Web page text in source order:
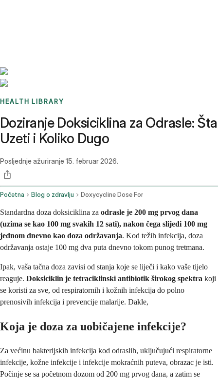
HEALTH LIBRARY
Doziranje Doksiciklina za Odrasle: Šta
Uzeti i Koliko Dugo
Posljednje ažuriranje 15. februar 2026.
Početna Blog o zdravlju Doxycycline Dose For
Standardna doza doksiciklina za odrasle je 200 mg prvog dana
(uzima se kao 100 mg svakih 12 sati), nakon čega slijedi 100 mg
jednom dnevno kao doza održavanja. Kod težih infekcija, doza
održavanja ostaje 100 mg dva puta dnevno tokom punog tretmana.
Ipak, vaša tačna doza zavisi od stanja koje se liječi i kako vaše tijelo
reaguje. Doksiciklin je tetraciklinski antibiotik širokog spektra koji
se koristi za sve, od respiratornih i kožnih infekcija do polno
prenosivih infekcija i prevencije malarije. Dakle,
Koja je doza za uobičajene infekcije?
Za većinu bakterijskih infekcija kod odraslih, uključujući respiratorne
infekcije, kožne infekcije i infekcije mokraćnih puteva, obrazac je isti.
Počinje se sa početnom dozom od 200 mg prvog dana, a zatim se